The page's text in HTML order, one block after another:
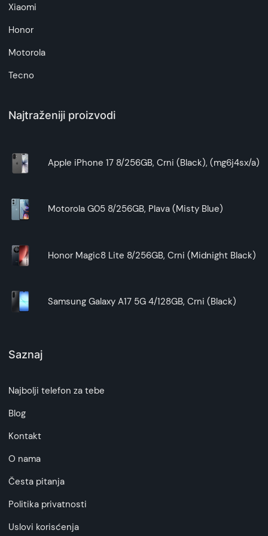
Xiaomi
Honor
Motorola
Tecno
Najtraženiji proizvodi
Apple iPhone 17 8/256GB, Crni (Black), (mg6j4sx/a)
Motorola G05 8/256GB, Plava (Misty Blue)
Honor Magic8 Lite 8/256GB, Crni (Midnight Black)
Samsung Galaxy A17 5G 4/128GB, Crni (Black)
Saznaj
Najbolji telefon za tebe
Blog
Kontakt
O nama
Česta pitanja
Politika privatnosti
Uslovi korisćenja